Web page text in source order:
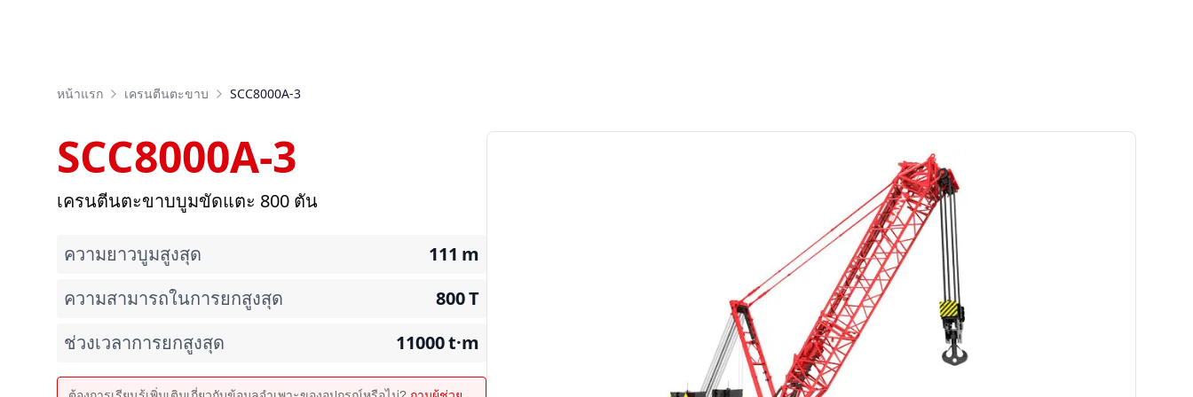
หน้าแรก เครนตีนตะขาบ SCC8000A-3
SCC8000A-3
เครนตีนตะขาบบูมขัดแตะ 800 ตัน
ความยาวบูมสูงสุด 111 m
ความสามารถในการยกสูงสุด
800T
ช่วงเวลาการยกสูงสุด
11000t·m